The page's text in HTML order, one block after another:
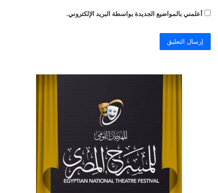
أعلمني بالمواضيع الجديدة بواسطة البريد الإلكتروني.